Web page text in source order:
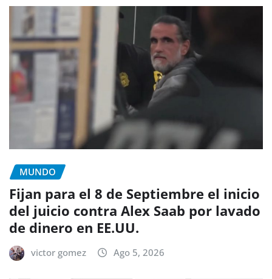
MUNDO
Fijan para el 8 de Septiembre el inicio
del juicio contra Alex Saab por lavado
de dinero en EE.UU.
victor gomez Ago 5, 2026